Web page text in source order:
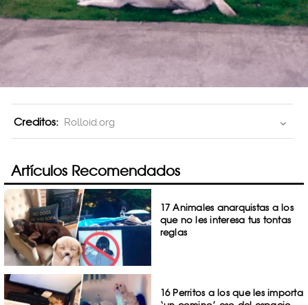
Creditos: Rolloid.org
Artículos Recomendados
17 Animales anarquistas a los
que no les interesa tus tontas
reglas
16 Perritos a los que les importa